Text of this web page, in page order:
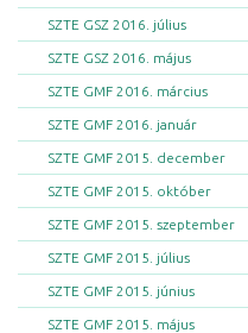
SZTE GSZ 2016. július
SZTE GSZ 2016. május
SZTE GMF 2016. március
SZTE GMF 2016. január
SZTE GMF 2015. december
SZTE GMF 2015. október
SZTE GMF 2015. szeptember
SZTE GMF 2015. július
SZTE GMF 2015. június
SZTE GMF 2015. május